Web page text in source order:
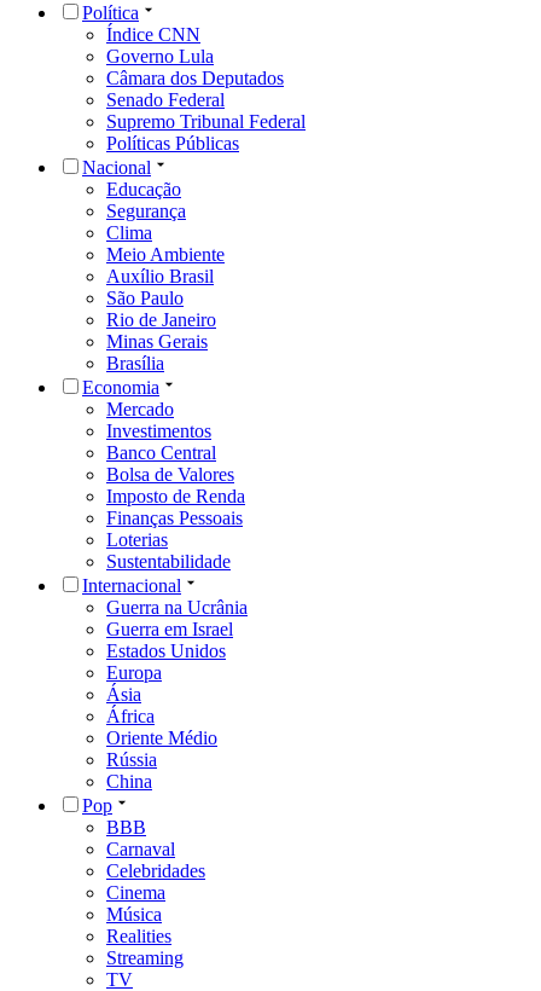
Política
Índice CNN
Governo Lula
Câmara dos Deputados
Senado Federal
Supremo Tribunal Federal
Políticas Públicas
Nacional
Educação
Segurança
Clima
Meio Ambiente
Auxílio Brasil
São Paulo
Rio de Janeiro
Minas Gerais
Brasília
Economia
Mercado
Investimentos
Banco Central
Bolsa de Valores
Imposto de Renda
Finanças Pessoais
Loterias
Sustentabilidade
Internacional
Guerra na Ucrânia
Guerra em Israel
Estados Unidos
Europa
Ásia
África
Oriente Médio
Rússia
China
Pop
BBB
Carnaval
Celebridades
Cinema
Música
Realities
Streaming
TV